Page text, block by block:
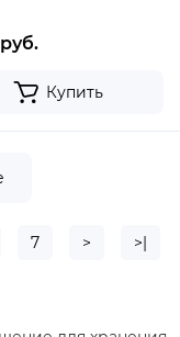
Купить
7 > >|